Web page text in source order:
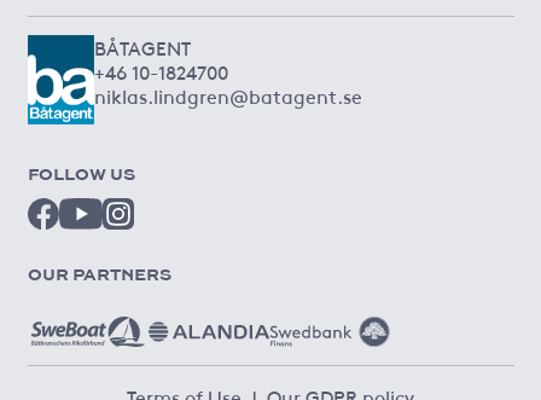
BÅTAGENT
+46 10-1824700
niklas.lindgren@batagent.se
FOLLOW US
OUR PARTNERS